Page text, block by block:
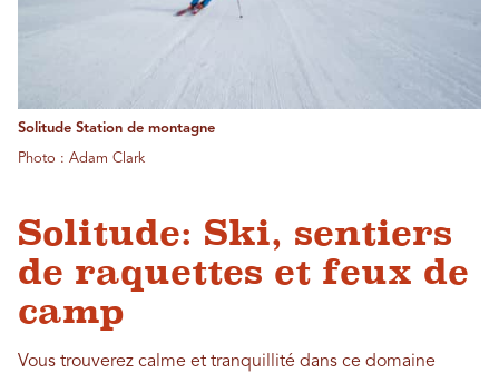
Solitude Station de montagne
Photo : Adam Clark
Solitude: Ski, sentiers
de raquettes et feux de
camp
Vous trouverez calme et tranquillité dans ce domaine